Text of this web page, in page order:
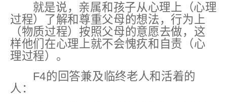
就是说，亲属和孩子从心理上（心理
过程）了解和尊重父母的想法，行为上
（物质过程）按照父母的意愿去做，这
样他们在心理上就不会愧疚和自责（心
理过程）。
F4的回答兼及临终老人和活着的
人：